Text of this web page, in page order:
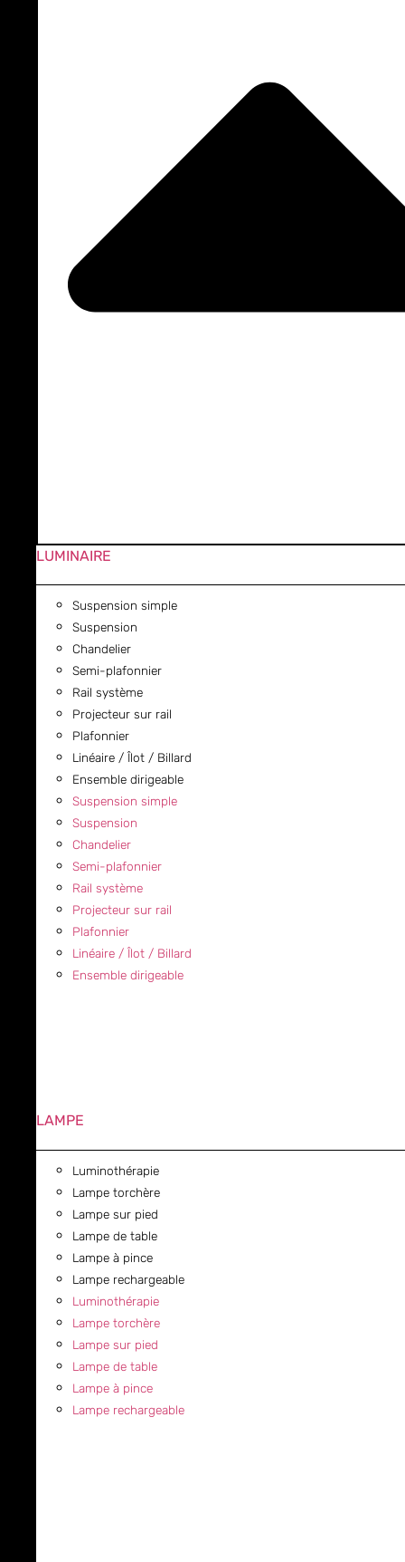
LUMINAIRE
Suspension simple
Suspension
Chandelier
Semi-plafonnier
Rail système
Projecteur sur rail
Plafonnier
Linéaire / Îlot / Billard
Ensemble dirigeable
Suspension simple
Suspension
Chandelier
Semi-plafonnier
Rail système
Projecteur sur rail
Plafonnier
Linéaire / Îlot / Billard
Ensemble dirigeable
LAMPE
Luminothérapie
Lampe torchère
Lampe sur pied
Lampe de table
Lampe à pince
Lampe rechargeable
Luminothérapie
Lampe torchère
Lampe sur pied
Lampe de table
Lampe à pince
Lampe rechargeable